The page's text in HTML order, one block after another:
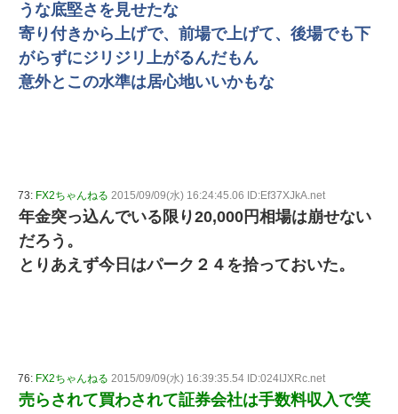
うな底堅さを見せたな
寄り付きから上げで、前場で上げて、後場でも下
がらずにジリジリ上がるんだもん
意外とこの水準は居心地いいかもな
73: FX2ちゃんねる 2015/09/09(水) 16:24:45.06 ID:Ef37XJkA.net
年金突っ込んでいる限り20,000円相場は崩せない
だろう。
とりあえず今日はパーク２４を拾っておいた。
76: FX2ちゃんねる 2015/09/09(水) 16:39:35.54 ID:024IJXRc.net
売らされて買わされて証券会社は手数料収入で笑